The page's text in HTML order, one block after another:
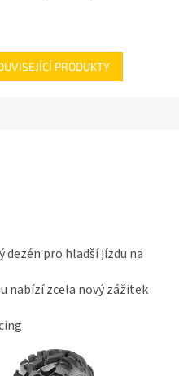
PRODUKTY
dezén pro hladší jízdu na
nabízí zcela nový zážitek